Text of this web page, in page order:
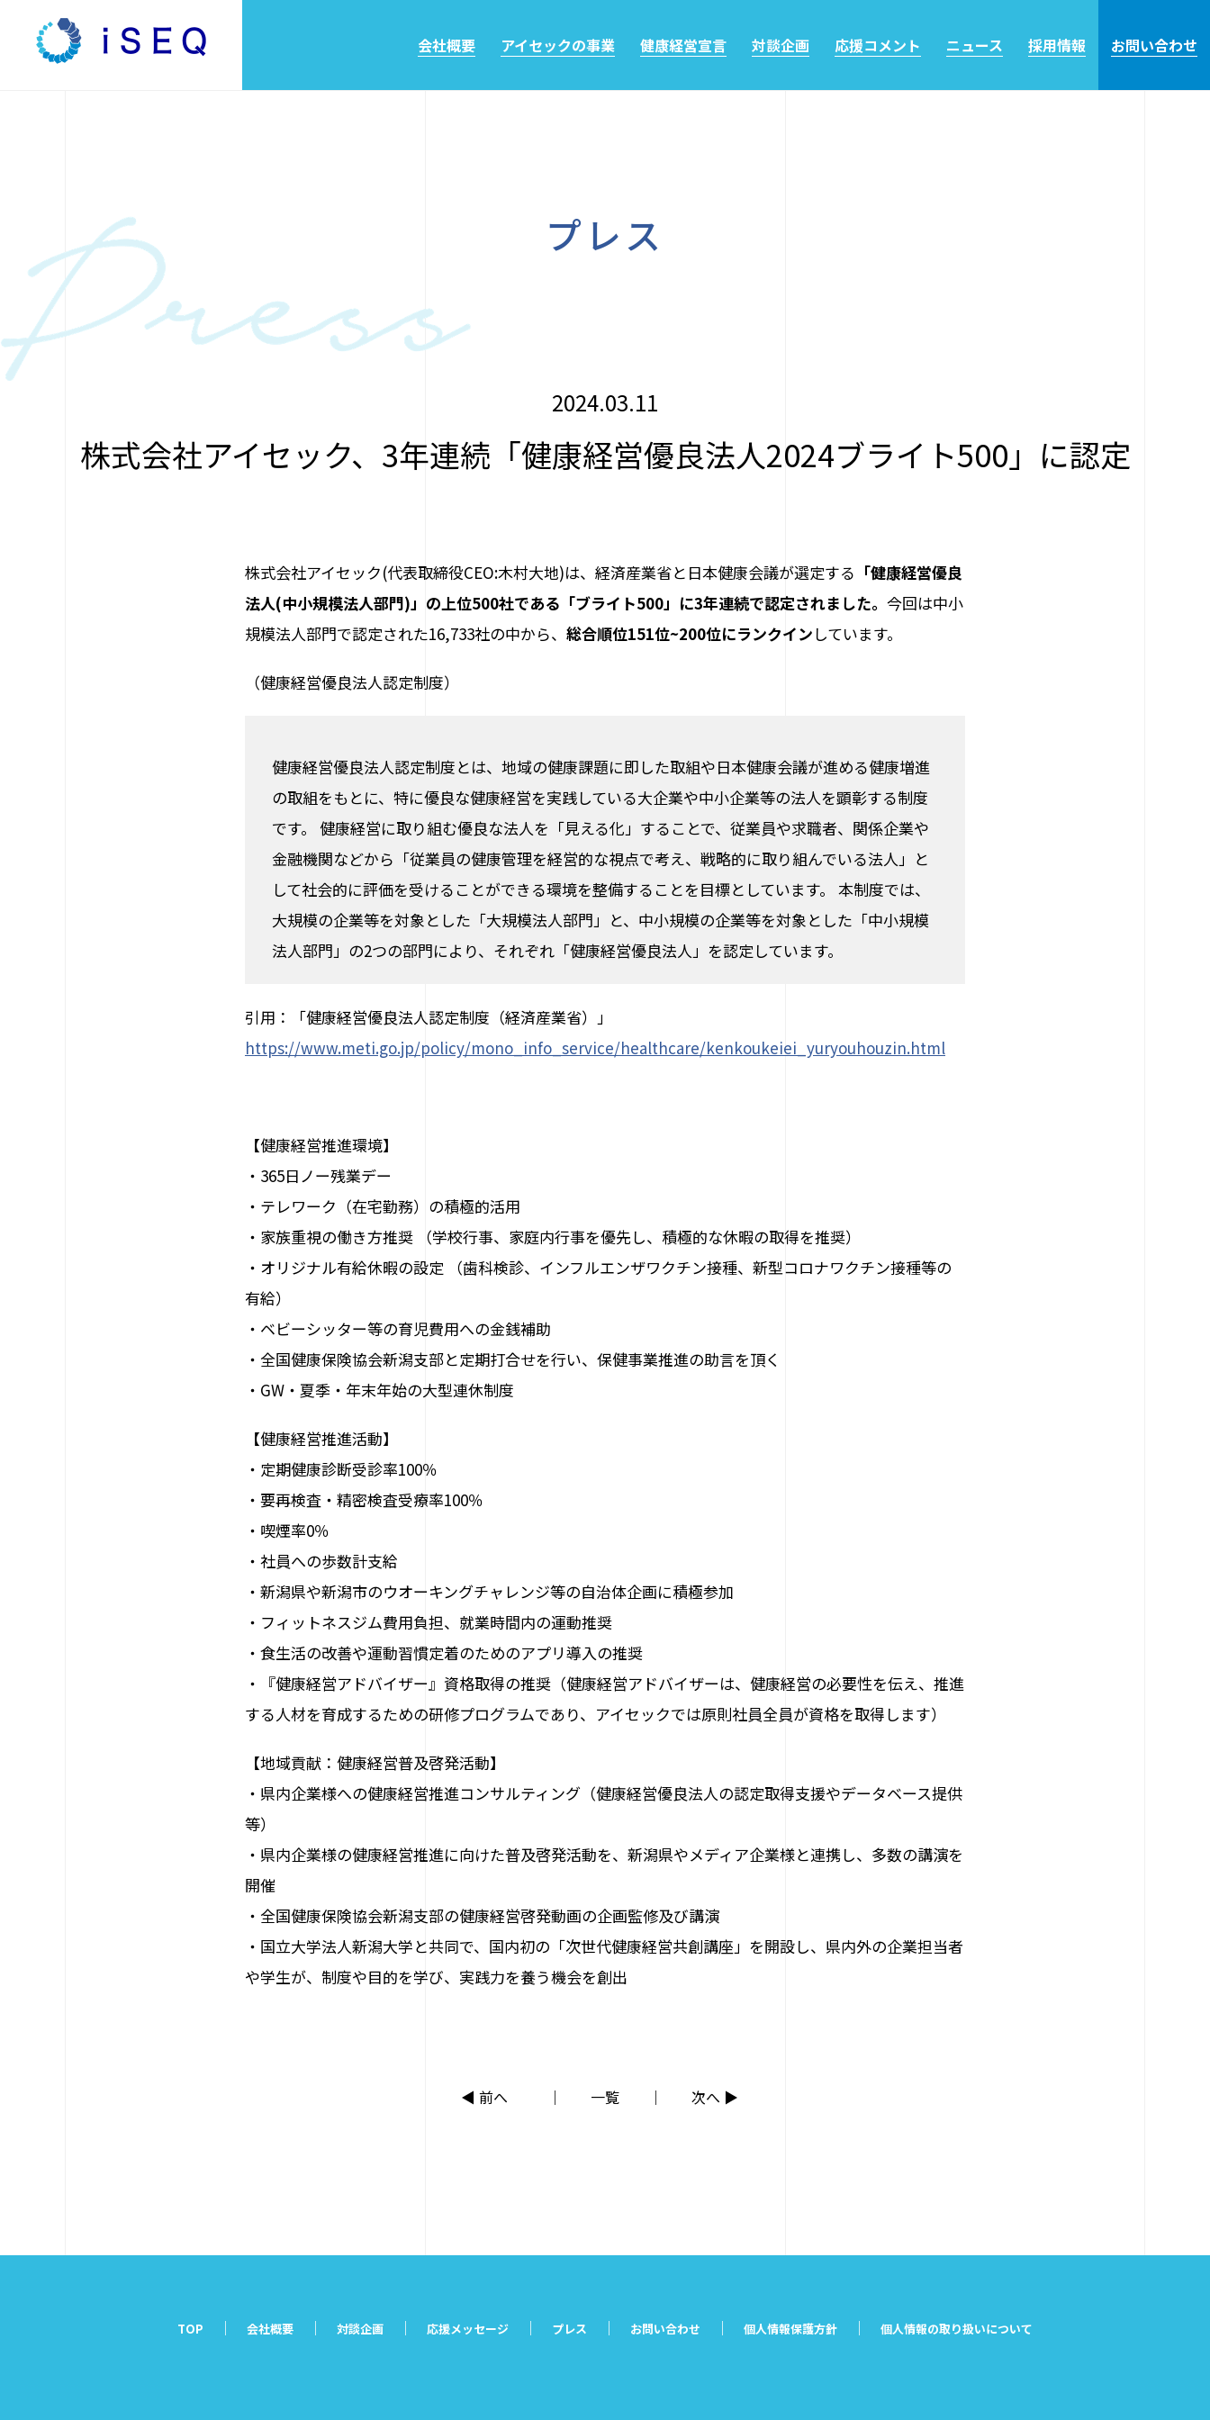
会社概要 アイセックの事業 健康経営宣言 対談企画 応援コメント ニュース 採用情報 お問い合わせ
プレス
2024.03.11
株式会社アイセック、3年連続「健康経営優良法人2024ブライト500」に認定
株式会社アイセック(代表取締役CEO:木村大地)は、経済産業省と日本健康会議が選定する 「健康経営優良
法人(中小規模法人部門)」の上位500社である「ブライト500」に3年連続で認定されました。 今回は中小
規模法人部門で認定された16,733社の中から、 総合順位151位~200位にランクイン しています。
（健康経営優良法人認定制度）
健康経営優良法人認定制度とは、地域の健康課題に即した取組や日本健康会議が進める健康増進
の取組をもとに、特に優良な健康経営を実践している大企業や中小企業等の法人を顕彰する制度
です。 健康経営に取り組む優良な法人を「見える化」することで、従業員や求職者、関係企業や
金融機関などから「従業員の健康管理を経営的な視点で考え、戦略的に取り組んでいる法人」と
して社会的に評価を受けることができる環境を整備することを目標としています。 本制度では、
大規模の企業等を対象とした「大規模法人部門」と、中小規模の企業等を対象とした「中小規模
法人部門」の2つの部門により、それぞれ「健康経営優良法人」を認定しています。
引用：「健康経営優良法人認定制度（経済産業省）」
https://www.meti.go.jp/policy/mono_info_service/healthcare/kenkoukeiei_yuryouhouzin.html
【健康経営推進環境】
・ 365日ノー残業デー
・テレワーク（在宅勤務）の積極的活用
・家族重視の働き方推奨 （学校行事、家庭内行事を優先し、積極的な休暇の取得を推奨）
・オリジナル有給休暇の設定 （歯科検診、インフルエンザワクチン接種、新型コロナワクチン接種等の
有給）
・ベビーシッター等の育児費用への金銭補助
・全国健康保険協会新潟支部と定期打合せを行い、保健事業推進の助言を頂く
・ GW・ 夏季・年末年始の大型連休制度
【健康経営推進活動】
・定期健康診断受診率100％
・要再検査・精密検査受療率100％
・喫煙率0％
・社員への歩数計支給
・新潟県や新潟市のウオーキングチャレンジ等の自治体企画に積極参加
・フィットネスジム費用負担、就業時間内の運動推奨
・食生活の改善や運動習慣定着のためのアプリ導入の推奨
・『健康経営アドバイザー』資格取得の推奨（健康経営アドバイザーは、健康経営の必要性を伝え、推進
する人材を育成するための研修プログラムであり、アイセックでは原則社員全員が資格を取得します）
【地域貢献：健康経営普及啓発活動】
・県内企業様への健康経営推進コンサルティング（健康経営優良法人の認定取得支援やデータベース提供
等）
・県内企業様の健康経営推進に向けた普及啓発活動を、新潟県やメディア企業様と連携し、多数の講演を
開催
・全国健康保険協会新潟支部の健康経営啓発動画の企画監修及び講演
・国立大学法人新潟大学と共同で、国内初の「次世代健康経営共創講座」を開設し、県内外の企業担当者
や学生が、制度や目的を学び、実践力を養う機会を創出
◀ 前へ 一覧 次へ ▶
TOP 会社概要 対談企画 応援メッセージ プレス お問い合わせ 個人情報保護方針 個人情報の取り扱いについて